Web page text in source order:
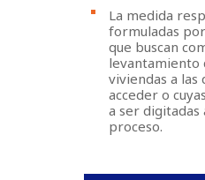
La medida
formuladas
que buscan
levantamiento
viviendas a las
acceder o
a ser
proceso.